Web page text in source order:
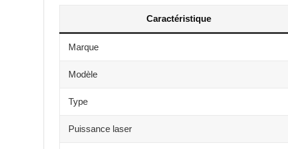
Caractéristique
Marque
Modèle
Type
Puissance laser